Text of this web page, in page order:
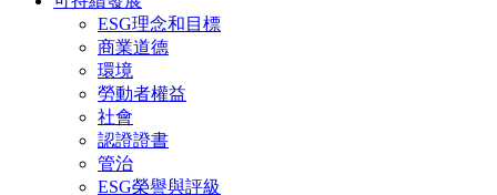
ESG理念和目標
商業道德
環境
勞動者權益
社會
認證證書
管治
ESG榮譽與評級